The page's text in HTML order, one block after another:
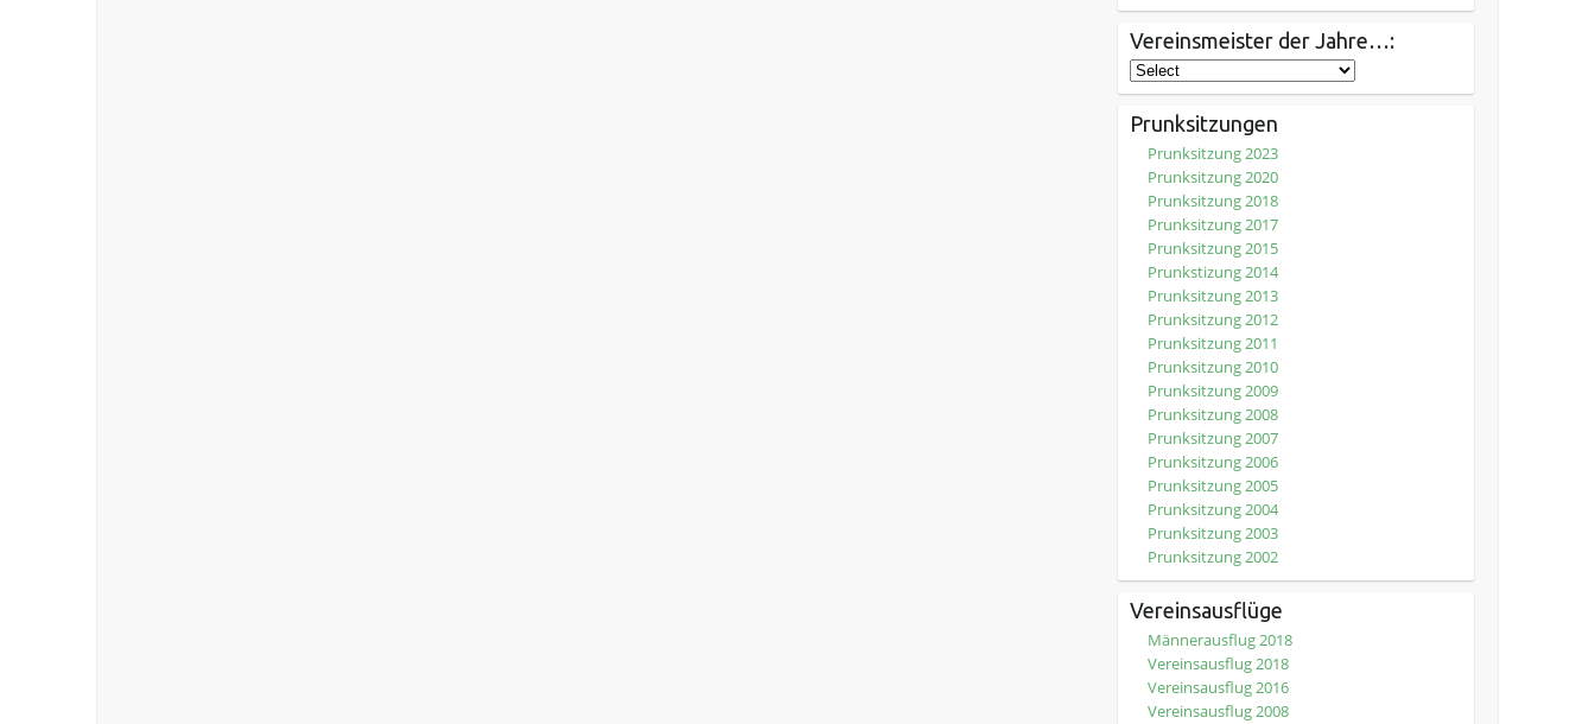
Vereinsmeister der Jahre…:
Prunksitzungen
Prunksitzung 2023
Prunksitzung 2020
Prunksitzung 2018
Prunksitzung 2017
Prunksitzung 2015
Prunkstizung 2014
Prunksitzung 2013
Prunksitzung 2012
Prunksitzung 2011
Prunksitzung 2010
Prunksitzung 2009
Prunksitzung 2008
Prunksitzung 2007
Prunksitzung 2006
Prunksitzung 2005
Prunksitzung 2004
Prunksitzung 2003
Prunksitzung 2002
Vereinsausflüge
Männerausflug 2018
Vereinsausflug 2018
Vereinsausflug 2016
Vereinsausflug 2008